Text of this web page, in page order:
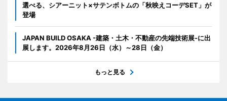
選べる、シアーニット×サテンボトムの「秋映えコーデSET」が
登場
JAPAN BUILD OSAKA -建築・土木・不動産の先端技術展-に出
展します。2026年8月26日（水）～28日（金）
もっと見る